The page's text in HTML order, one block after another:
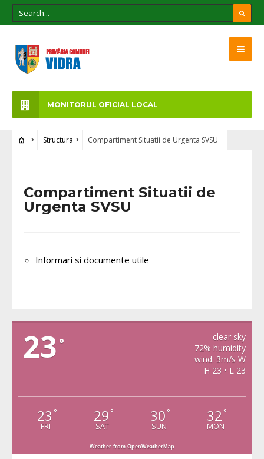
MONITORUL OFICIAL LOCAL
Structura Compartiment Situatii de Urgenta SVSU
Compartiment Situatii de
Urgenta SVSU
Informari si documente utile
23 °
clear sky
72% humidity
wind: 3m/s W
H 23 • L 23
23 °
FRI
29 °
SAT
30 °
SUN
32 °
MON
Weather from OpenWeatherMap